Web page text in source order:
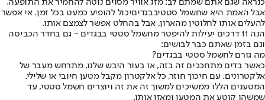
כנראה שגם אתם שמתם לב: מזג אוויר מסוים נוטה להחמיר את התופעה.
אבל האמת היא שחשמל סטטיבבגדיםיכול להופיע כמעט בכל זמן. אי אפשר
להעלים אותו לחלוטין מהארון, אבל בהחלט אפשר לצמצם אותו.
הנה 11 דרכים יעילות להיפטר מחשמל סטטי בבגדים - גם בחדר הכביסה
וגם בזמן שאתם כבר לבושים:
מה גורם לחשמל סטטי בבגדים?
כאשר בדים מתחככים זה בזה, או בעור היבש שלנו, מתרחש מעבר של
אלקטרונים. עם חיכוך חוזר, כל אלקטרון מקבל מטען חיובי או שלילי.
המטענים הללו ממשיכים למשוך זה את זה ויוצרים חשמל סטטי, עד
שמשהו קוטע את המטען ומאזן אותו.